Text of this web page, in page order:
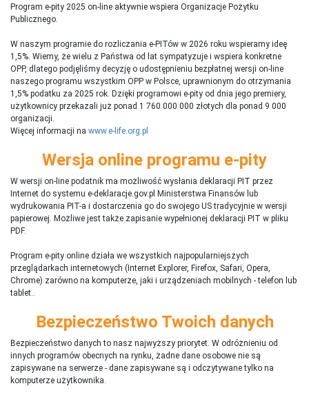
Program e-pity 2025 on-line aktywnie wspiera Organizacje Pożytku
Publicznego.
W naszym programie do rozliczania e-PITów w 2026 roku wspieramy ideę
1,5%. Wiemy, że wielu z Państwa od lat sympatyzuje i wspiera konkretne
OPP, dlatego podjęliśmy decyzję o udostępnieniu bezpłatnej wersji on-line
naszego programu wszystkim OPP w Polsce, uprawnionym do otrzymania
1,5% podatku za 2025 rok. Dzięki programowi e-pity od dnia jego premiery,
użytkownicy przekazali już ponad 1 760 000 000 złotych dla ponad 9 000
organizacji.
Więcej informacji na www.e-life.org.pl
Wersja online programu e-pity
W wersji on-line podatnik ma możliwość wysłania deklaracji PIT przez
Internet do systemu e-deklaracje.gov.pl Ministerstwa Finansów lub
wydrukowania PIT-a i dostarczenia go do swojego US tradycyjnie w wersji
papierowej. Możliwe jest także zapisanie wypełnionej deklaracji PIT w pliku
PDF.
Program e-pity online działa we wszystkich najpopularniejszych
przeglądarkach internetowych (Internet Explorer, Firefox, Safari, Opera,
Chrome) zarówno na komputerze, jaki i urządzeniach mobilnych - telefon lub
tablet..
Bezpieczeństwo Twoich danych
Bezpieczeństwo danych to nasz najwyższy priorytet. W odróżnieniu od
innych programów obecnych na rynku, żadne dane osobowe nie są
zapisywane na serwerze - dane zapisywane są i odczytywane tylko na
komputerze użytkownika.